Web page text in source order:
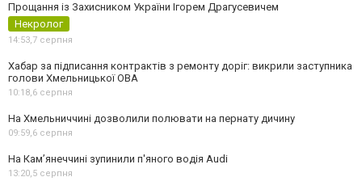
Прощання із Захисником України Ігорем Драгусевичем
Некролог
14:53,7 серпня
Хабар за підписання контрактів з ремонту доріг: викрили заступника
голови Хмельницької ОВА
10:18,6 серпня
На Хмельниччині дозволили полювати на пернату дичину
09:59,6 серпня
На Камʼянеччині зупинили п'яного водія Audi
13:20,5 серпня